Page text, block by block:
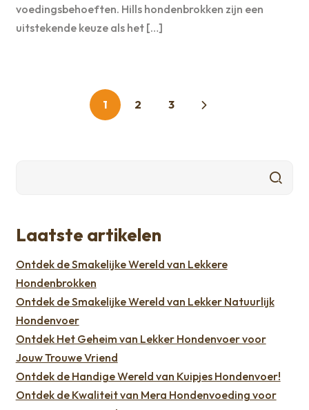
voedingsbehoeften. Hills hondenbrokken zijn een
uitstekende keuze als het […]
Berichten
paginering
1 2 3
Laatste artikelen
Ontdek de Smakelijke Wereld van Lekkere
Hondenbrokken
Ontdek de Smakelijke Wereld van Lekker Natuurlijk
Hondenvoer
Ontdek Het Geheim van Lekker Hondenvoer voor
Jouw Trouwe Vriend
Ontdek de Handige Wereld van Kuipjes Hondenvoer!
Ontdek de Kwaliteit van Mera Hondenvoeding voor